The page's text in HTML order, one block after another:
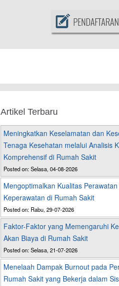
Artikel Terbaru
Meningkatkan Keselamatan dan
Tenaga Kesehatan melalui Analisis
Komprehensif di Rumah Sakit
Posted on: Selasa, 04-08-2026
Mengoptimalkan Kualitas Perawatan
Keperawatan di Rumah Sakit
Posted on: Rabu, 29-07-2026
Faktor-Faktor yang Memengaruhi
Akan Biaya di Rumah Sakit
Posted on: Selasa, 21-07-2026
Menelaah Dampak Burnout pada
Rumah Sakit yang Bekerja dalam